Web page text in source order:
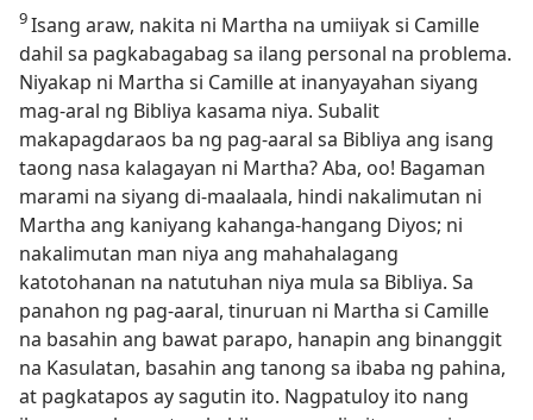
9Isang araw, nakita ni Martha na umiiyak si Camille
dahil sa pagkabagabag sa ilang personal na problema.
Niyakap ni Martha si Camille at inanyayahan siyang
mag-aral ng Bibliya kasama niya. Subalit
makapagdaraos ba ng pag-aaral sa Bibliya ang isang
taong nasa kalagayan ni Martha? Aba, oo! Bagaman
marami na siyang di-maalaala, hindi nakalimutan ni
Martha ang kaniyang kahanga-hangang Diyos; ni
nakalimutan man niya ang mahahalagang
katotohanan na natutuhan niya mula sa Bibliya. Sa
panahon ng pag-aaral, tinuruan ni Martha si Camille
na basahin ang bawat parapo, hanapin ang binanggit
na Kasulatan, basahin ang tanong sa ibaba ng pahina,
at pagkatapos ay sagutin ito. Nagpatuloy ito nang